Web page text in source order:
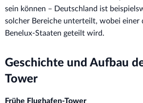
sein können – Deutschland ist
solcher Bereiche unterteilt, wobei einer
Benelux-Staaten geteilt wird.
Geschichte und Aufbau
Tower
Frühe Flughafen-Tower